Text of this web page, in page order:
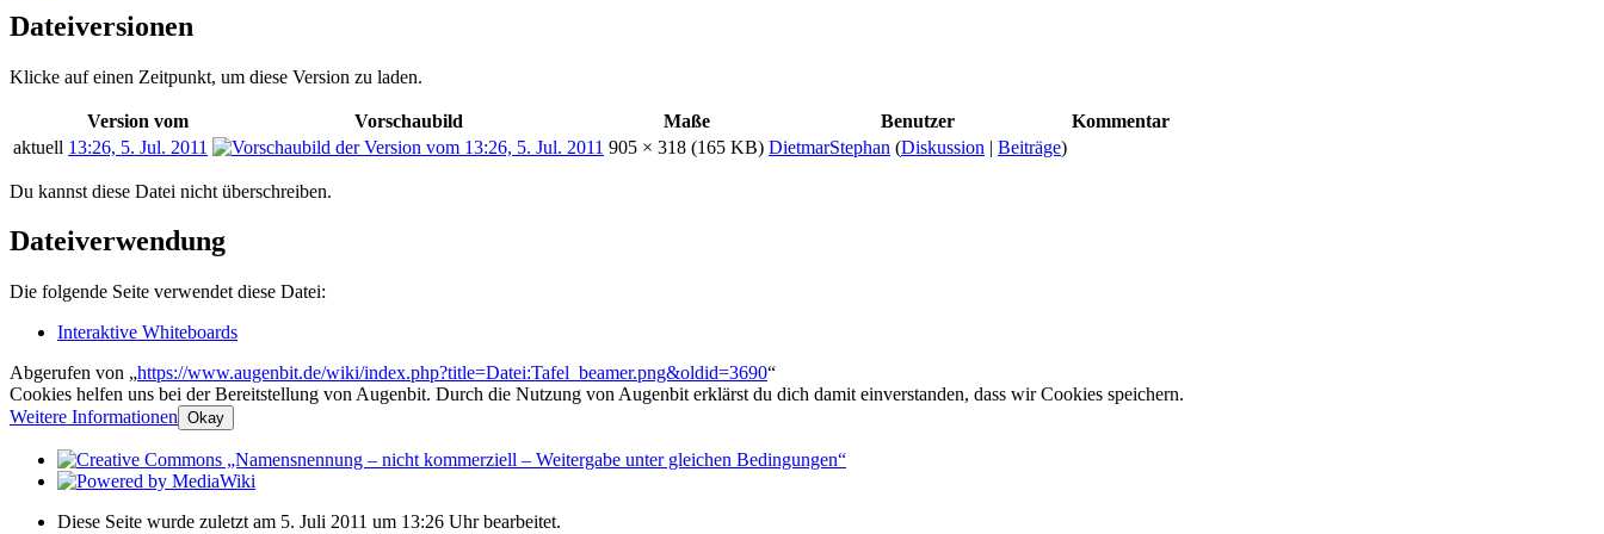
Dateiversionen
Klicke auf einen Zeitpunkt, um diese Version zu laden.
Version vom Vorschaubild Maße Benutzer
Kommentar
aktuell 13:26, 5. Jul. 2011 905 × 318 (165 KB) DietmarStephan (Diskussion | Beiträge)
Du kannst diese Datei nicht überschreiben.
Dateiverwendung
Die folgende Seite verwendet diese Datei:
Interaktive Whiteboards
Abgerufen von „https://www.augenbit.de/wiki/index.php?title=Datei:Tafel_beamer.png&oldid=3690“
Cookies helfen uns bei der Bereitstellung von Augenbit. Durch die Nutzung von Augenbit erklärst du dich damit einverstanden, dass wir Cookies speichern.
Weitere Informationen Okay
Diese Seite wurde zuletzt am 5. Juli 2011 um 13:26 Uhr bearbeitet.